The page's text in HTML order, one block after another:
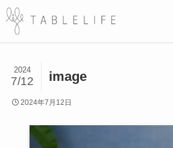
image
2024
7/12
2024年7月12日